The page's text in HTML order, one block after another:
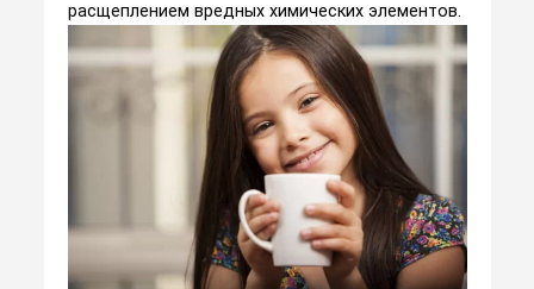
расщеплением вредных химических элементов.